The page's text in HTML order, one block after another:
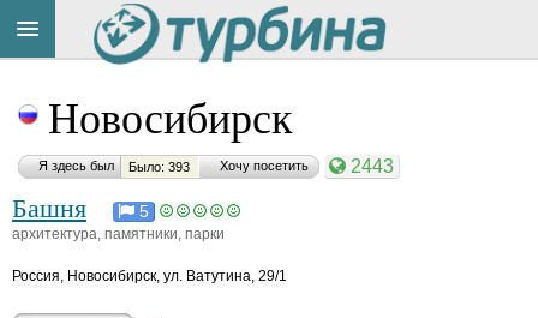
Новосибирск
Я здесь был Было: 393 Хочу посетить 2443
Башня 5
архитектура, памятники, парки
Россия, Новосибирск, ул. Ватутина, 29/1
на
сайте: